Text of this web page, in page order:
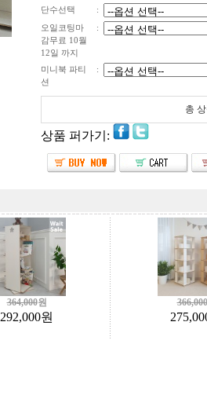
단수선택
:
오일코팅마
감무료 10월
12일 까지
:
미니북 파티
션
:
총
상품 퍼가기:
364,000원
292,000원
366,000